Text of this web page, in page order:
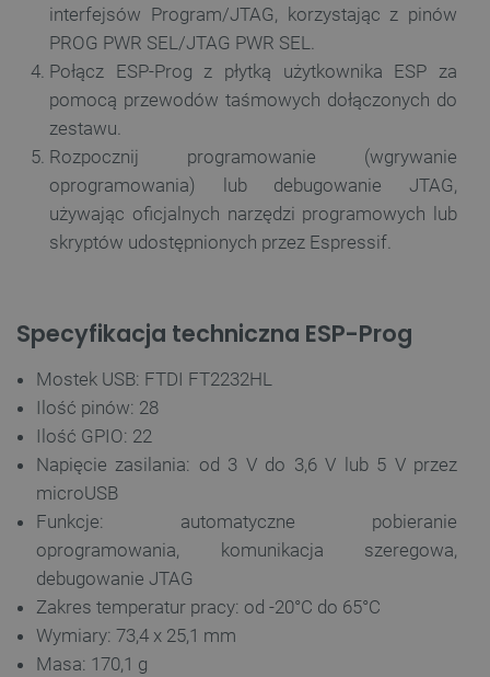
interfejsów Program/JTAG, korzystając z pinów
PROG PWR SEL/JTAG PWR SEL.
Połącz ESP-Prog z płytką użytkownika ESP za
pomocą przewodów taśmowych dołączonych do
zestawu.
Rozpocznij programowanie (wgrywanie
oprogramowania) lub debugowanie JTAG,
używając oficjalnych narzędzi programowych lub
skryptów udostępnionych przez Espressif.
Specyfikacja techniczna ESP-Prog
Mostek USB: FTDI FT2232HL
Ilość pinów: 28
Ilość GPIO: 22
Napięcie zasilania: od 3 V do 3,6 V lub 5 V przez
microUSB
Funkcje: automatyczne pobieranie
oprogramowania, komunikacja szeregowa,
debugowanie JTAG
Zakres temperatur pracy: od -20°C do 65°C
Wymiary: 73,4 x 25,1 mm
Masa: 170,1 g
TARGETOWANIE
FUNKCJONALNOŚĆ
Niezbędne Wydajność Targetowanie
Niezbędne pliki cookie umożliwiają korzystanie z
podstawowych funkcji strony internetowej, takich
Nazwa
Provider /